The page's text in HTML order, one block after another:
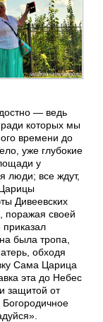
— ведь
которых мы
времени до
уже глубокие
у
люди; все ждут,
Дивеевских
поражая своей
была тропа,
обходя
Сама Царица
эта до Небес
защитой от
Богородичное